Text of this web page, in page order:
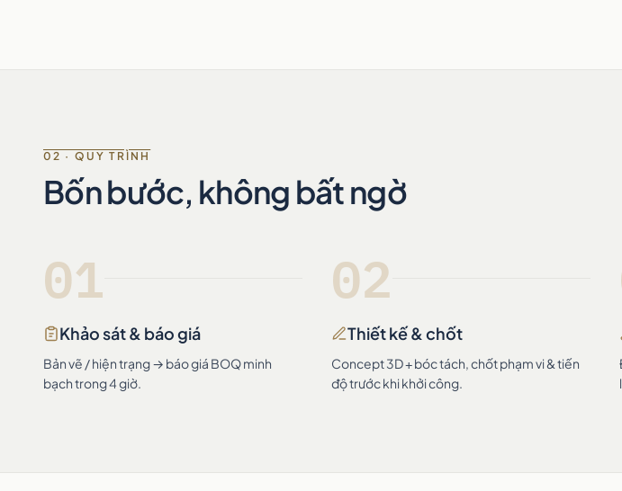
02 · QUY TRÌNH
Bốn bước, không bất ngờ
01
Khảo sát & báo giá
Bản vẽ / hiện trạng → báo giá BOQ minh
bạch trong 4 giờ.
02
Thiết kế & chốt
Concept 3D + bóc tách, chốt phạm vi & tiến
độ trước khi khởi công.